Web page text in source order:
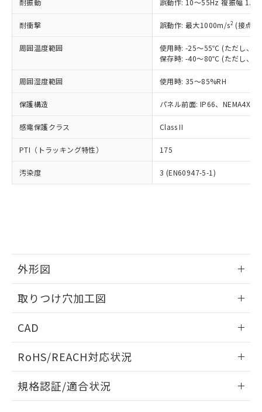
耐振動 誤動作: 10～55Hz 複振幅
耐衝撃 誤動作: 最大1000m/s2 (接点
周囲温度範囲
使用時: -25～55℃ (ただし、氷
保存時: -40～80℃ (ただし、氷
周囲湿度範囲 使用時: 35～85%RH
保護構造 パネル前面: IP66、NEMA4X,
感電保護クラス Class II
PTI（トラッキング特性） 175
汚染度 3 (EN60947-5-1)
外形図
取りつけ穴加工図
CAD
ドすることができます。
ログイン/会員登録
RoHS/REACH対応状況
EU RoHS 注意事項・凡例
規格認証/適合状況
正式な納期状況および標準価格はお客
様のお取引先、またはお客様担当のオ
ムロン制御機器販売店・当社販売員に
オムロン制御機器販売店や当社販売拠
販売ネットワーク
」をご確認
在庫状況および標準価格結果を当社の
事前の承諾なく第三者に漏洩または開
示しないようお願いします。
マイパーツ機能（部品リスト作成サー
ビス）をご利用いただくには、I-Web
メンバーズにご登録されている必要が
お客様が当ウェブサイト上で当社にご
指します。
但し、RoHS指令で産業用監視および制御機器に対する
適用除外項目は除く。
フタル酸エステル類の４物質については閾値を超える意
図的な使用がないことを確認しています。
部品在庫の切り替え状況などにより、予定
月が前後することがあります。
※3 非含有証明書ダウンロード
51物質の非含有証明書（当社基準）
※本証明書は発行日時点で非含有を証明す
るもので、過去に遡って非含有を証明する
ものではありません。
また、RoHS指令のフタル酸エステル類４
欄に対応日を記載しておりました。
既に当社にて対応品への在庫切替を完了
していることから、特段のことがない限
り、2022年1月12日より割愛しておりま
す。
DBP(フタル酸ジブチル) : 1000ppm、 DIBP(フタル酸ジ
イソブチル) : 1000ppm、 BBP(フタル酸ブチルベンジ
DEHP(フタル酸ビス(2-エチルヘキシル)) : 1000ppm
準値以下であることを示します。
「10」：通常の使用状況下において有害物
質が外部に漏えいし、環境に深刻な影響を
及ぼさない年数を意味します。
「－」：未確認です。当社販売部門へお問
全に破砕するなど、違法に輸出されな
いよう必要な手段を講じます。
当社は貴社製品を、核兵器、ミサイ
ル、化学兵器、生物兵器またはその他
武器並びにこれらの製造装置等に一切
当社は、貴社製品を第三者に販売する
場合は、上記1、2および3の内容を当
該第三者に通知します。また当社は、
販売先および販売に係わる関係者が違
法に輸出するおそれがある場合は、取
り引きをいたしません。
一定数には満たないが在庫あり
－
在庫なし(最新の在庫状況につ
いては、お客様のお取引先、ま
たはお客様担当のオムロン制御
機器販売店・当社販売員にご確
空
受注生産機種、また在庫状況の
情報を公開していない機種